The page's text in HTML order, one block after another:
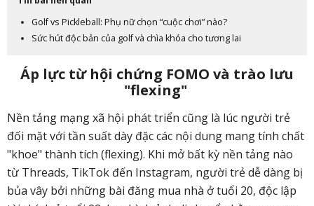
Golf vs Pickleball: Phụ nữ chọn “cuộc chơi” nào?
Sức hút độc bản của golf và chìa khóa cho tương lai
Áp lực từ hội chứng FOMO và trào lưu
"flexing"
Nền tảng mạng xã hội phát triển cũng là lúc người trẻ
đối mặt với tần suất dày đặc các nội dung mang tính chất
"khoe" thành tích (flexing). Khi mở bất kỳ nền tảng nào
từ Threads, TikTok đến Instagram, người trẻ dễ dàng bị
bủa vây bởi những bài đăng mua nhà ở tuổi 20, độc lập